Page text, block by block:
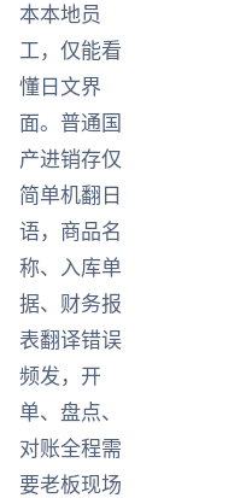
本本地员
工，仅能看
懂日文界
面。普通国
产进销存仅
简单机翻日
语，商品名
称、入库单
据、财务报
表翻译错误
频发，开
单、盘点、
对账全程需
要老板现场